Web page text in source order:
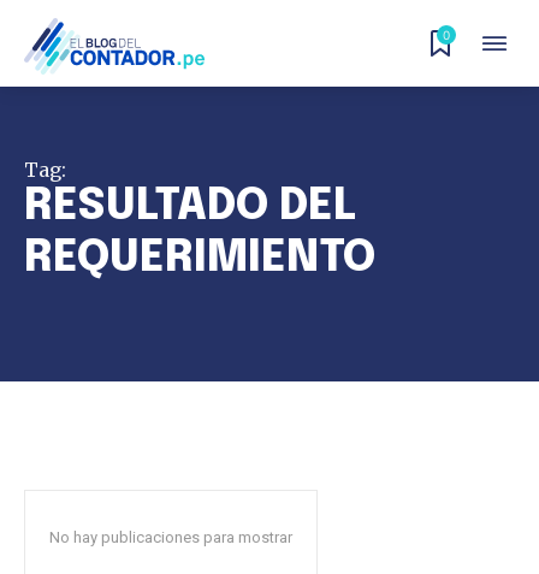
0
Tag:
RESULTADO DEL
REQUERIMIENTO
No hay publicaciones para mostrar